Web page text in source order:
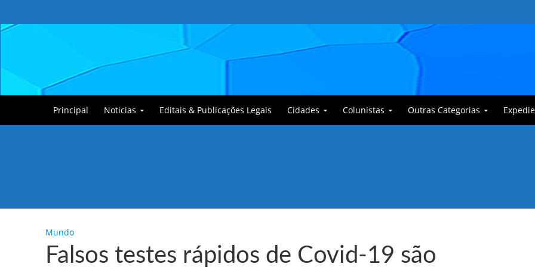
Principal Noticias Editais & Publicações Legais Cidades Colunistas Outras Categorias
Mundo
Falsos testes rápidos de Covid-19 são